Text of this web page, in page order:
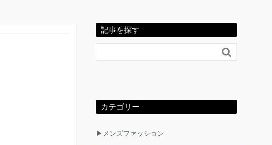
記事を探す

カテゴリー
▶メンズファッション